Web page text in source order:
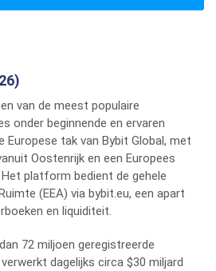
van de meest populaire
onder beginnende en ervaren
Europese tak van Bybit Global, met
Oostenrijk en een Europees
platform bedient de gehele
(EEA) via bybit.eu, een apart
en liquiditeit.
72 miljoen geregistreerde
dagelijks circa $30 miljard